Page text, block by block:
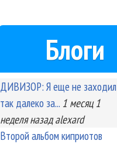
Блоги
ДИВИЗОР: Я еще не заходил
так далеко за... 1 месяц 1
неделяназад alexard
Второй альбом киприотов